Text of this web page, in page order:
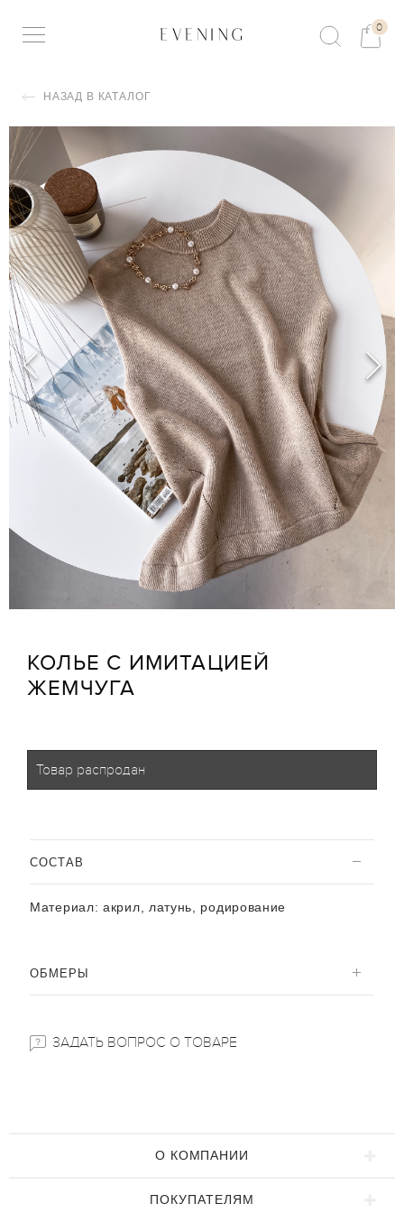
0
НАЗАД В КАТАЛОГ
КОЛЬЕ С ИМИТАЦИЕЙ
ЖЕМЧУГА
Товар распродан
CОСТАВ
Материал: акрил, латунь, родирование
ОБМЕРЫ
ЗАДАТЬ ВОПРОС О ТОВАРЕ
О КОМПАНИИ
ПОКУПАТЕЛЯМ